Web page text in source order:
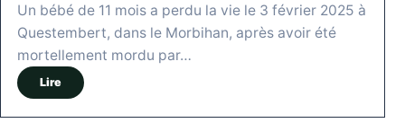
Un bébé de 11 mois a perdu la vie le 3 février 2025 à
Questembert, dans le Morbihan, après avoir été
mortellement mordu par…
Lire